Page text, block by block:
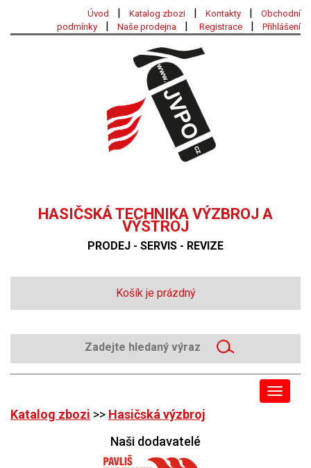
Úvod | Katalog zbozi | Kontakty |
Obchodní
podmínky
| Naše prodejna | Registrace | Přihlášení
HASIČSKÁ TECHNIKA VÝZBROJ A
VÝSTROJ
PRODEJ - SERVIS - REVIZE
Košík je prázdný
Toggle
Katalog zbozi >> Hasičská výzbroj
Naši dodavatelé